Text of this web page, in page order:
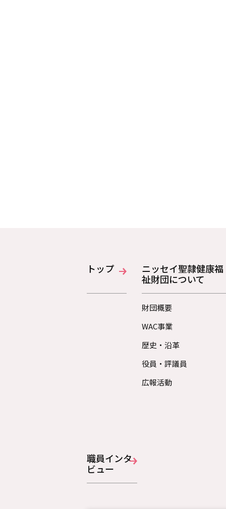
トップ
ニッセイ聖隷健康福
祉財団について
財団概要
WAC事業
歴史・沿革
役員・評議員
広報活動
職員インタ
ビュー